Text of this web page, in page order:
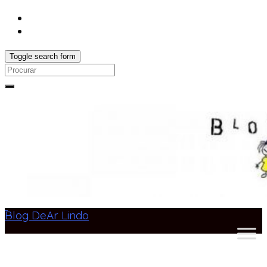
Toggle search form
Search
Blog DeAr Lindo